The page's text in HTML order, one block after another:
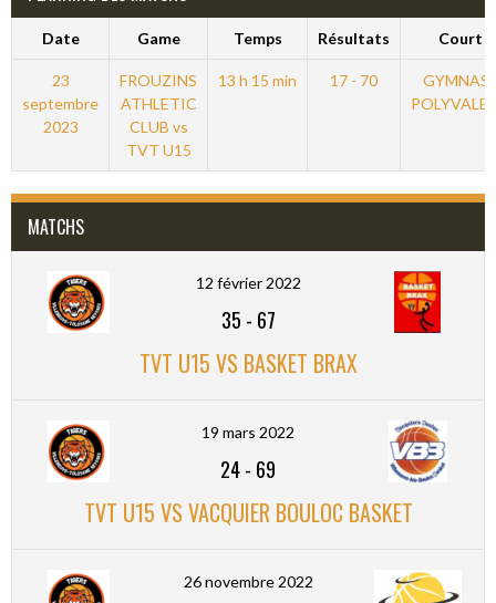
Date Game Temps Résultats Court
23
septembre
2023
FROUZINS
ATHLETIC
CLUB vs
TVT U15
13 h 15 min 17 - 70
MATCHS
12 février 2022
35 - 67
TVT U15 VS BASKET BRAX
19 mars 2022
24- 69
TVT U15 VS VACQUIER BOULOC BASKET
26 novembre 2022